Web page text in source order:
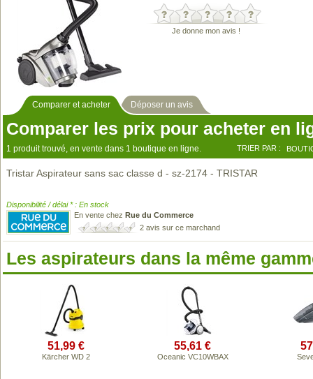
Je donne mon avis !
Comparer et acheter Déposer un avis
Comparer les prix pour acheter en
1 produit trouvé, en vente dans 1 boutique en ligne. TRIER PAR :
Tristar Aspirateur sans sac classe d - sz-2174 - TRISTAR
Disponibilité / délai * : En stock
En vente chez Rue du Commerce
2 avis sur ce marchand
Les aspirateurs dans la même
51,99 €
Kärcher WD 2
55,61 €
Oceanic VC10WBAX